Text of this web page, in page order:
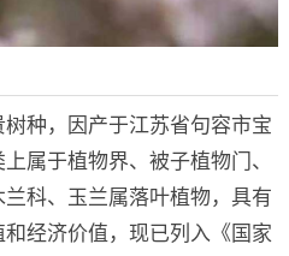
种，因产于江苏省句容市宝
属于植物界、被子植物门、
科、玉兰属落叶植物，具有
经济价值，现已列入《国家